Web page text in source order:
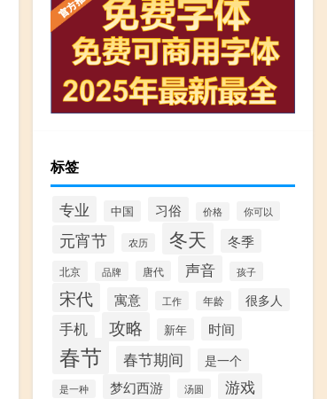
标签
专业 中国 习俗 价格 你可以
元宵节 农历 冬天 冬季
北京 品牌 唐代 声音 孩子
宋代 寓意 工作 年龄 很多人
手机 攻略 新年 时间
春节 春节期间 是一个
是一种 梦幻西游 汤圆 游戏